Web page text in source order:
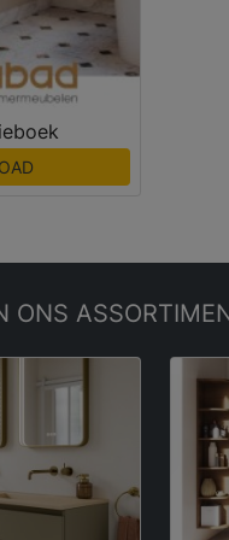
ONS